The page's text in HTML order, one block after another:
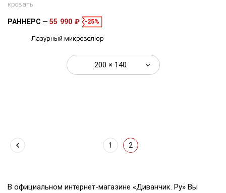
кровать
РАННЕРС 55 990 ₽ -25%
Лазурный микровелюр
200 × 140
1 2
В официальном интернет-магазине «Диванчик. Ру» Вы